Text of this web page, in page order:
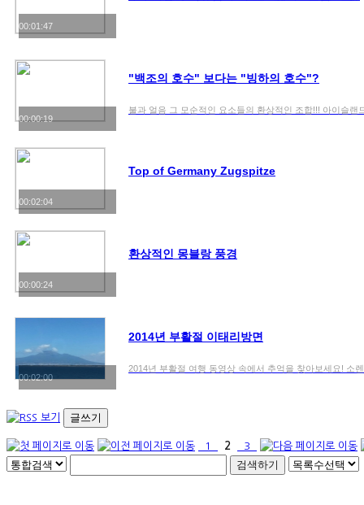
00:01:47
00:00:19
"백조의 호수" 보다는 "빙하의 호수"?
불과 얼음 그 모순적인 요소들의 환상적인 조합!!! 아이슬랜
00:02:04
Top of Germany Zugspitze
00:00:24
환상적인 몽블랑 풍경
00:02:00
2014년 부활절 이태리방면
2014년 부활절 여행 동영상 속에서 추억을 찾아보세요! 소
글쓰기
1 2 3